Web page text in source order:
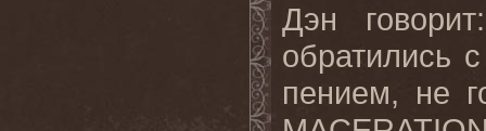
Дэн
обратились
пением, не